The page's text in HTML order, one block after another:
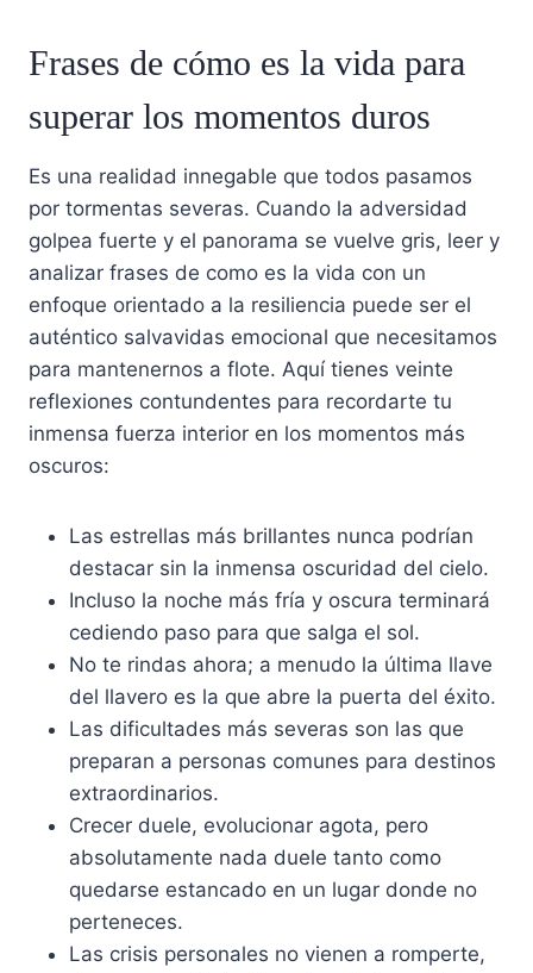
Frases de cómo es la vida para
superar los momentos duros
Es una realidad innegable que todos pasamos
por tormentas severas. Cuando la adversidad
golpea fuerte y el panorama se vuelve gris, leer y
analizar frases de como es la vida con un
enfoque orientado a la resiliencia puede ser el
auténtico salvavidas emocional que necesitamos
para mantenernos a flote. Aquí tienes veinte
reflexiones contundentes para recordarte tu
inmensa fuerza interior en los momentos más
oscuros:
Las estrellas más brillantes nunca podrían
destacar sin la inmensa oscuridad del cielo.
Incluso la noche más fría y oscura terminará
cediendo paso para que salga el sol.
No te rindas ahora; a menudo la última llave
del llavero es la que abre la puerta del éxito.
Las dificultades más severas son las que
preparan a personas comunes para destinos
extraordinarios.
Crecer duele, evolucionar agota, pero
absolutamente nada duele tanto como
quedarse estancado en un lugar donde no
perteneces.
Las crisis personales no vienen a romperte,